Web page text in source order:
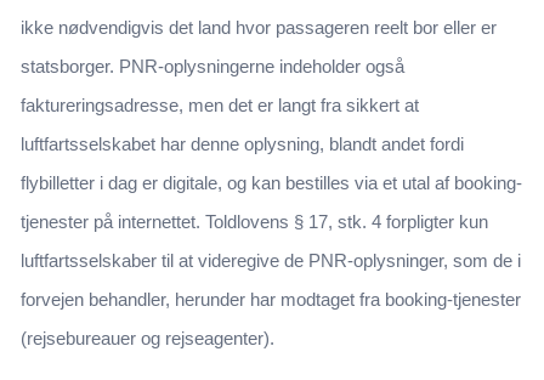
ikke nødvendigvis det land hvor passageren reelt bor eller er
statsborger. PNR-oplysningerne indeholder også
faktureringsadresse, men det er langt fra sikkert at
luftfartsselskabet har denne oplysning, blandt andet fordi
flybilletter i dag er digitale, og kan bestilles via et utal af booking-
tjenester på internettet. Toldlovens § 17, stk. 4 forpligter kun
luftfartsselskaber til at videregive de PNR-oplysninger, som de i
forvejen behandler, herunder har modtaget fra booking-tjenester
(rejsebureauer og rejseagenter).